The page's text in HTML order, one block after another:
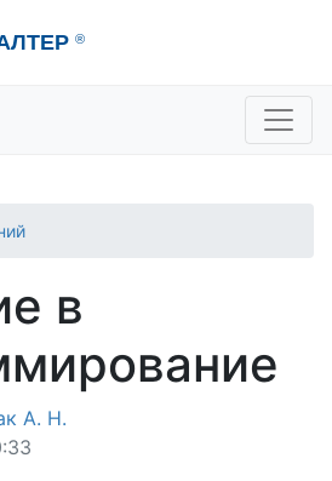
®
Отдел продаж
Консультации
в
А. Н.